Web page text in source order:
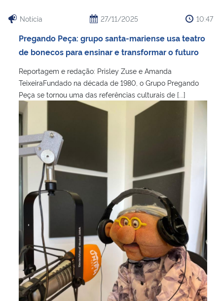
Notícia 27/11/2025 10:47
Pregando Peça: grupo santa-mariense usa teatro
de bonecos para ensinar e transformar o futuro
Reportagem e redação: Prisley Zuse e Amanda
TeixeiraFundado na década de 1980, o Grupo Pregando
Peça se tornou uma das referências culturais de [...]